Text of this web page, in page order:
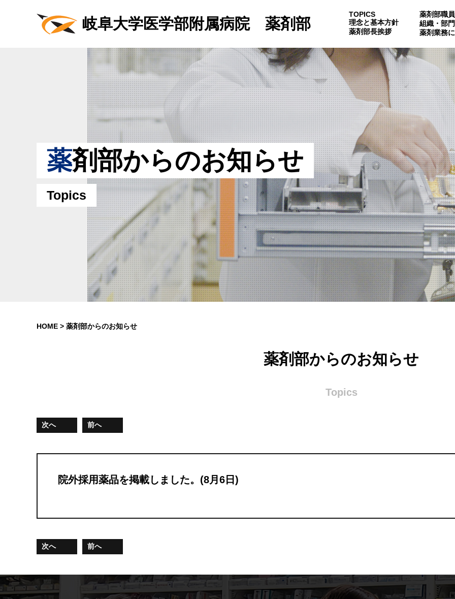
岐阜大学医学部附属病院 薬剤部
TOPICS
理念と基本方針
薬剤部長挨拶
薬剤部職
組織・部
薬剤業務
薬剤部からのお知らせ
Topics
HOME > 薬剤部からのお知らせ
薬剤部からのお知らせ
Topics
次へ 前へ
院外採用薬品を掲載しました。(8月6日)
次へ 前へ